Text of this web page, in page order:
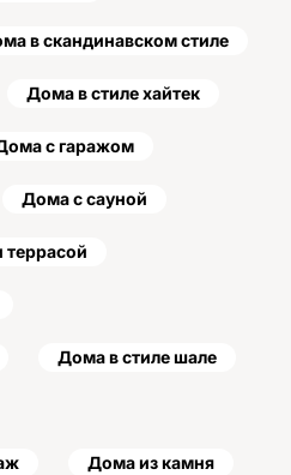
в скандинавском стиле
Дома в стиле хайтек
с гаражом
Дома с сауной
террасой
Дома в стиле шале
Дома из камня